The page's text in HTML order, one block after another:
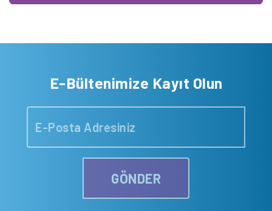
E-Bültenimize Kayıt Olun
GÖNDER